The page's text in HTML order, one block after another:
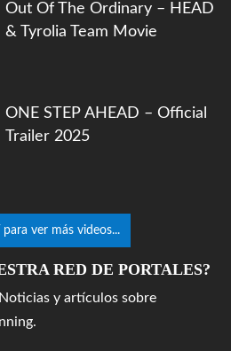
Out Of The Ordinary – HEAD
& Tyrolia Team Movie
ONE STEP AHEAD – Official
Trailer 2025
para ver más videos...
RED DE PORTALES?
Noticias y artículos sobre